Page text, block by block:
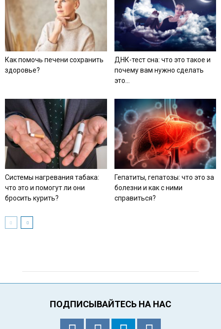
Как помочь печени сохранить
здоровье?
ДНК-тест сна: что это такое и
почему вам нужно сделать
это...
Системы нагревания табака:
что это и помогут ли они
бросить курить?
Гепатиты, гепатозы: что это за
болезни и как с ними
справиться?
ПОДПИСЫВАЙТЕСЬ НА НАС